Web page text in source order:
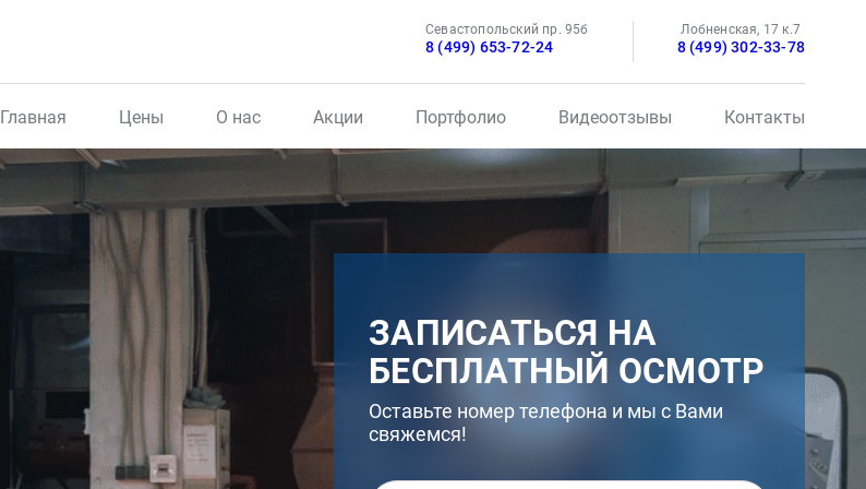
Севастопольский пр. 95б
8 (499) 653-72-24
Лобненская, 17 к.7
8 (499) 302-33-78
Главная Цены О нас Акции Портфолио Видеоотзывы Контакты
ЗАПИСАТЬСЯ НА
БЕСПЛАТНЫЙ ОСМОТР
Оставьте номер телефона и мы с Вами
свяжемся!